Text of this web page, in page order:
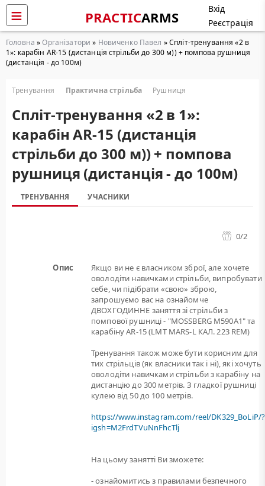
PRACTICARMS
Вхід
Реєстрація
Головна »Організатори » Новиченко Павел » Cпліт-тренування «2 в
1»: карабін AR-15 (дистанція стрільби до 300 м)) + помпова рушниця
(дистанція - до 100м)
Тренування Практична стрільба Рушниця
Cпліт-тренування «2 в 1»:
карабін AR-15 (дистанція
стрільби до 300 м)) + помпова
рушниця (дистанція - до 100м)
ТРЕНУВАННЯ УЧАСНИКИ
0/2
Опис
Якщо ви не є власником зброї, але хочете
оволодіти навичками стрільби, випробувати
себе, чи підібрати «свою» зброю,
запрошуємо вас на ознайомче
ДВОХГОДИННЕ заняття зі стрільби з
помпової рушниці - "MOSSBERG M590A1" та
карабіну AR-15 (LMT MARS-L КАЛ. 223 REM)
Тренування також може бути корисним для
тих стрільців (як власники так і ні), які хочуть
оволодіти навичками стрільби з карабіну на
дистанцію до 300 метрів. З гладкої рушниці
кулею від 50 до 100 метрів.
https://www.instagram.com/reel/DK329_BoLiP/?
igsh=M2FrdTVuNnFhcTlj
На цьому занятті Ви зможете:
- ознайомитись з правилами безпечного